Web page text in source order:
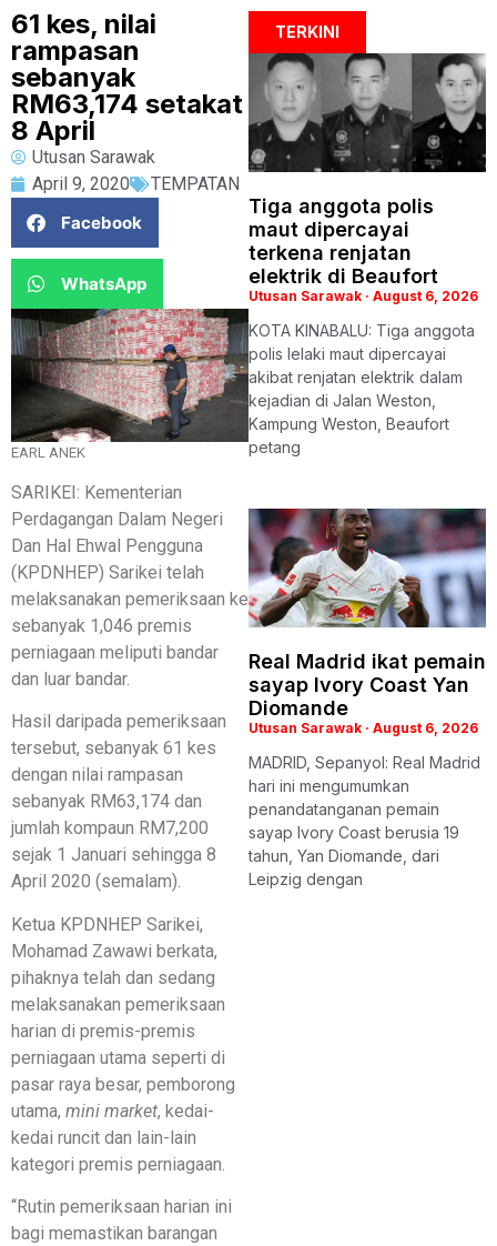
61 kes, nilai
rampasan
sebanyak
RM63,174 setakat
8 April
Utusan Sarawak
April 9, 2020
TEMPATAN
Facebook
WhatsApp
EARL ANEK
SARIKEI: Kementerian
Perdagangan Dalam Negeri
Dan Hal Ehwal Pengguna
(KPDNHEP) Sarikei telah
melaksanakan pemeriksaan ke
sebanyak 1,046 premis
perniagaan meliputi bandar
dan luar bandar.
Hasil daripada pemeriksaan
tersebut, sebanyak 61 kes
dengan nilai rampasan
sebanyak RM63,174 dan
jumlah kompaun RM7,200
sejak 1 Januari sehingga 8
April 2020 (semalam).
Ketua KPDNHEP Sarikei,
Mohamad Zawawi berkata,
pihaknya telah dan sedang
melaksanakan pemeriksaan
harian di premis-premis
perniagaan utama seperti di
pasar raya besar, pemborong
utama, mini market, kedai-
kedai runcit dan lain-lain
kategori premis perniagaan.
“Rutin pemeriksaan harian ini
bagi memastikan barangan
TERKINI
Tiga anggota polis
maut dipercayai
terkena renjatan
elektrik di Beaufort
Utusan Sarawak August 6, 2026
KOTA KINABALU: Tiga anggota
polis lelaki maut dipercayai
akibat renjatan elektrik dalam
kejadian di Jalan Weston,
Kampung Weston, Beaufort
petang
Real Madrid ikat pemain
sayap Ivory Coast Yan
Diomande
Utusan Sarawak August 6, 2026
MADRID, Sepanyol: Real Madrid
hari ini mengumumkan
penandatanganan pemain
sayap Ivory Coast berusia 19
tahun, Yan Diomande, dari
Leipzig dengan